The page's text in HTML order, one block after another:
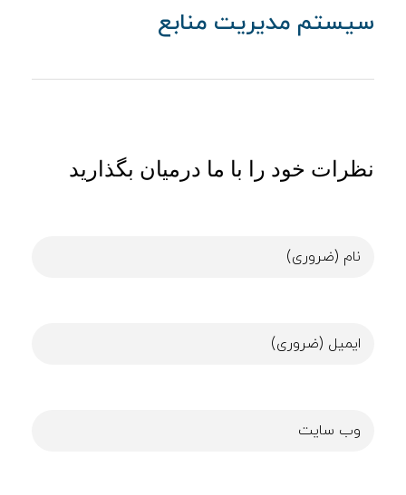
سیستم مدیریت منابع
نظرات خود را با ما درمیان بگذارید